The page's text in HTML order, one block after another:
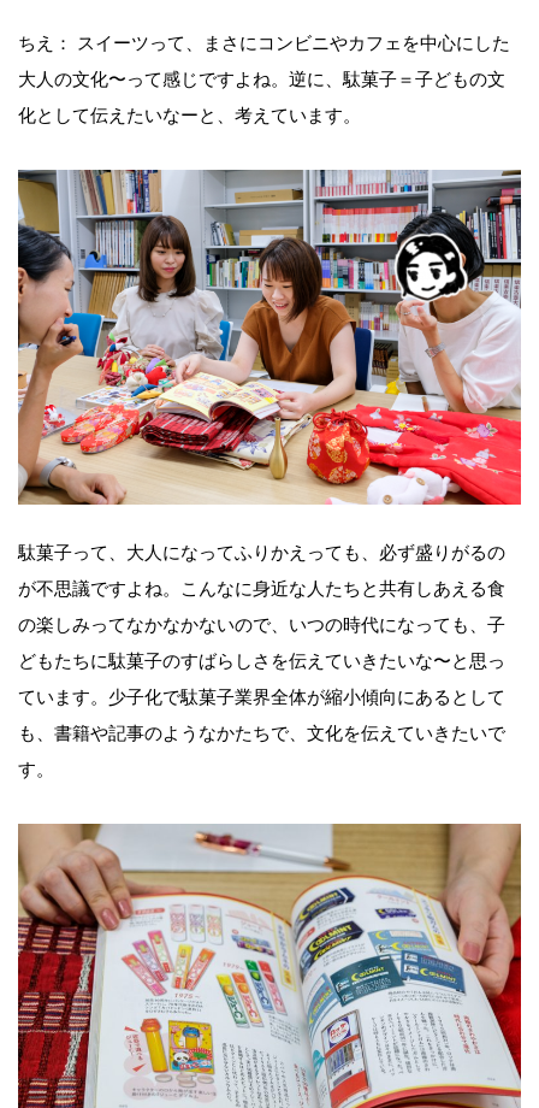
ちえ： スイーツって、まさにコンビニやカフェを中心にした
大人の文化〜って感じですよね。逆に、駄菓子＝子どもの文
化として伝えたいなーと、考えています。
駄菓子って、大人になってふりかえっても、必ず盛りがるの
が不思議ですよね。こんなに身近な人たちと共有しあえる食
の楽しみってなかなかないので、いつの時代になっても、子
どもたちに駄菓子のすばらしさを伝えていきたいな〜と思っ
ています。少子化で駄菓子業界全体が縮小傾向にあるとして
も、書籍や記事のようなかたちで、文化を伝えていきたいで
す。